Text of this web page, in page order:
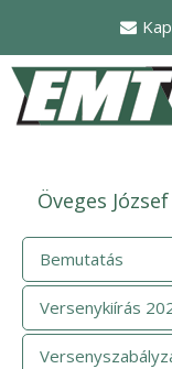
tartalomra
Öveges
Bemutatás
Versenykiírás